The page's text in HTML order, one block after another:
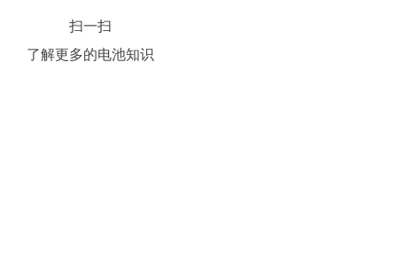
扫一扫
了解更多的电池知识